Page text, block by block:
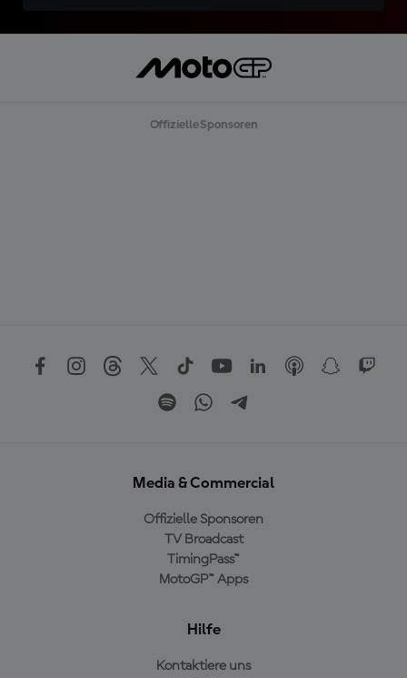
Offizielle Sponsoren
Media & Commercial
Offizielle Sponsoren
TV Broadcast
TimingPass™
MotoGP™ Apps
Hilfe
Kontaktiere uns